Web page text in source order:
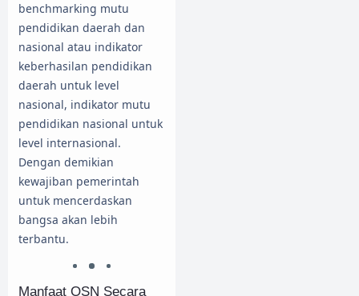
benchmarking mutu
pendidikan daerah dan
nasional atau indikator
keberhasilan pendidikan
daerah untuk level
nasional, indikator mutu
pendidikan nasional untuk
level internasional.
Dengan demikian
kewajiban pemerintah
untuk mencerdaskan
bangsa akan lebih
terbantu.
Manfaat OSN Secara